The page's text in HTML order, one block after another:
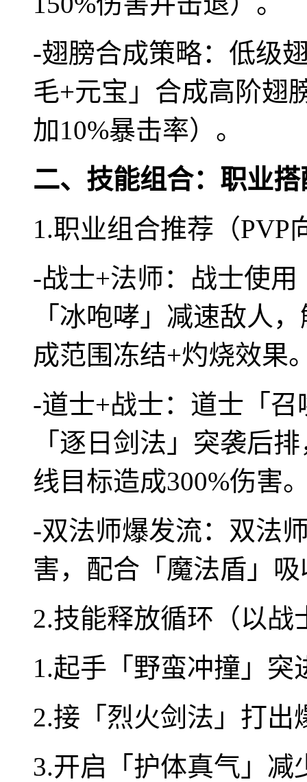
-翅膀合成策略：低级
毛+元宝」合成高阶翅
加10%暴击率）。
二、技能组合：职业
1.职业组合推荐（PVP
-战士+法师：战士使
「冰咆哮」减速敌人
成范围冻结+灼烧效果
-道士+战士：道士「
「逐日剑法」突袭后
线目标造成300%伤害
-双法师爆发流：双法
害，配合「魔法盾」
2.技能释放循环（以战
1.起手「野蛮冲撞」突
2.接「烈火剑法」打出
3.开启「护体真气」减